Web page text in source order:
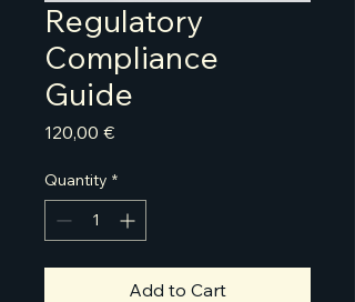
Regulatory
Compliance
Guide
120,00 €Price
Quantity *
Add to Cart